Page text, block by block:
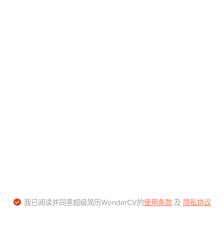
我已阅读并同意超级简历WonderCV的使用条款及 隐私协议